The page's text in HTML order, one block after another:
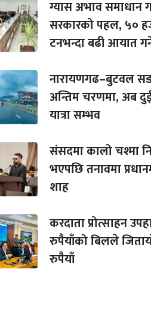
ग्यास अभाव समाधान
सरकारको पहल, ५०
टनभन्दा बढी आयात
नारायणगढ–बुटवल
अन्तिम चरणमा, अब
यात्रा सम्भव
संसदमा कालो चश्मा
भएपछि तनावमा
शाह
करदाता प्रोत्साहन
रुपैयाँको बिलले
रुपैयाँ